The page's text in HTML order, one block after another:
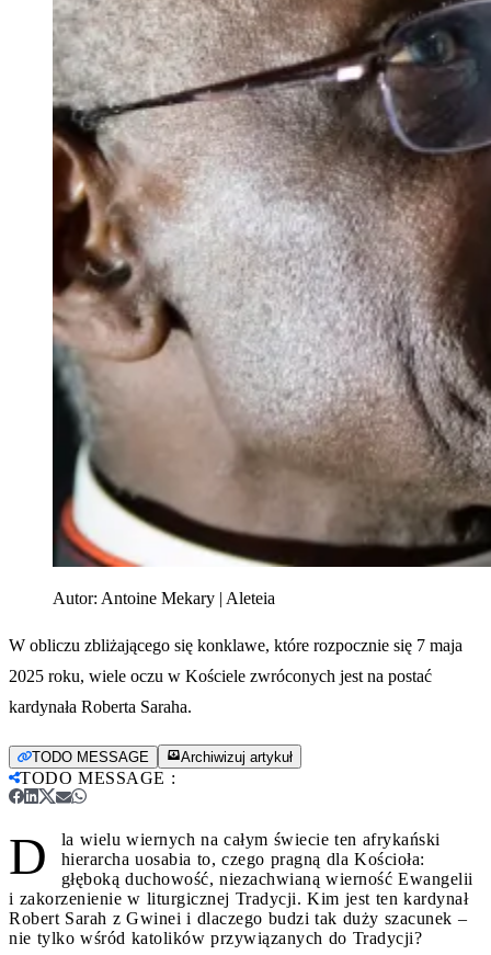
Autor: Antoine Mekary | Aleteia
W obliczu zbliżającego się konklawe, które rozpocznie się 7 maja
2025 roku, wiele oczu w Kościele zwróconych jest na postać
kardynała Roberta Saraha.
TODO MESSAGE Archiwizuj artykuł
TODO MESSAGE :
D
la wielu wiernych na całym świecie ten afrykański
hierarcha uosabia to, czego pragną dla Kościoła:
głęboką duchowość, niezachwianą wierność Ewangelii
i zakorzenienie w liturgicznej Tradycji. Kim jest ten kardynał
Robert Sarah z Gwinei i dlaczego budzi tak duży szacunek –
nie tylko wśród katolików przywiązanych do Tradycji?